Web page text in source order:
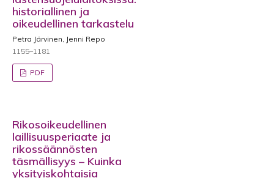
historiallinen ja
oikeudellinen tarkastelu
Petra Järvinen, Jenni Repo
1155–1181
PDF
Rikosoikeudellinen
laillisuusperiaate ja
rikossäännösten
täsmällisyys – Kuinka
yksityiskohtaisia